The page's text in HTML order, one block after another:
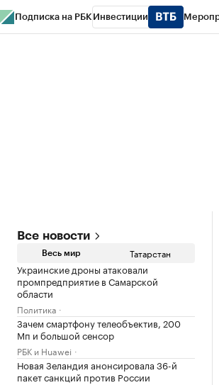
Подписка на РБК Инвестиции
Все новости
Весь мир Татарстан
Украинские дроны атаковали
промпредприятие в Самарской
области
Политика
Зачем смартфону телеобъектив, 200
Мп и большой сенсор
РБК и Huawei
Новая Зеландия анонсировала 36-й
пакет санкций против России